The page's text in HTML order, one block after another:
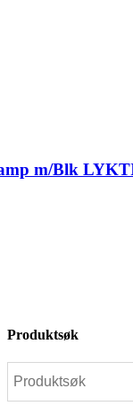
m/Blk
Produktsøk